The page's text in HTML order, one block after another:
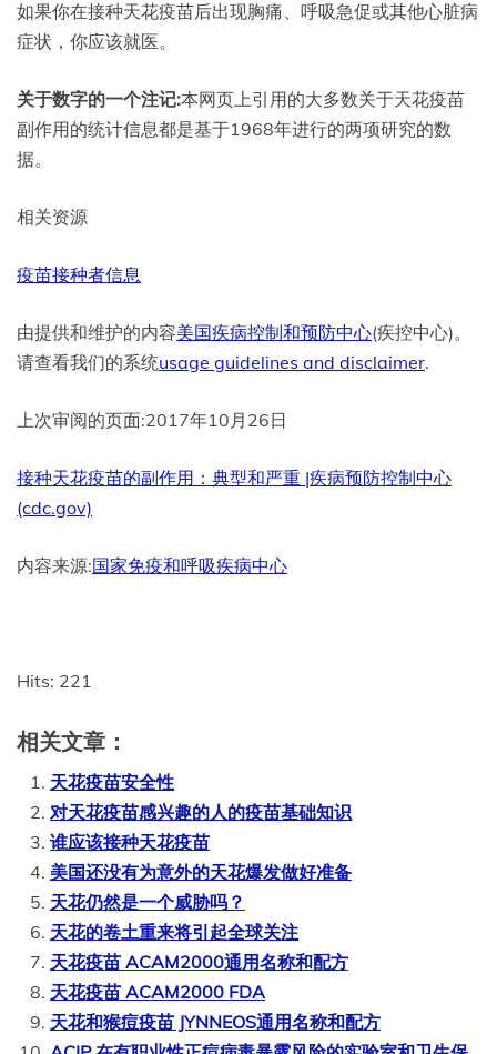
如果你在接种天花疫苗后出现胸痛、呼吸急促或其他心脏病
症状，你应该就医。
关于数字的一个注记:本网页上引用的大多数关于天花疫苗
副作用的统计信息都是基于1968年进行的两项研究的数
据。
相关资源
疫苗接种者信息
由提供和维护的内容美国疾病控制和预防中心(疾控中心)。
请查看我们的系统usage guidelines and disclaimer.
上次审阅的页面:2017年10月26日
接种天花疫苗的副作用：典型和严重 |疾病预防控制中心
(cdc.gov)
内容来源:国家免疫和呼吸疾病中心
Hits: 221
相关文章：
天花疫苗安全性
对天花疫苗感兴趣的人的疫苗基础知识
谁应该接种天花疫苗
美国还没有为意外的天花爆发做好准备
天花仍然是一个威胁吗？
天花的卷土重来将引起全球关注
天花疫苗 ACAM2000通用名称和配方
天花疫苗 ACAM2000 FDA
天花和猴痘疫苗 JYNNEOS通用名称和配方